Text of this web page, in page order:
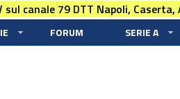
sul canale 79 DTT Napoli,
FORUM SERIE A